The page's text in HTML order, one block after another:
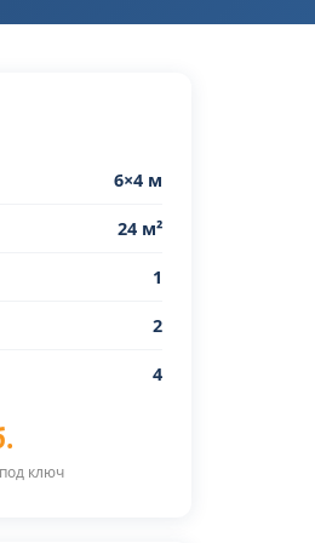
6×4 м
24 м²
1
2
4
ключ